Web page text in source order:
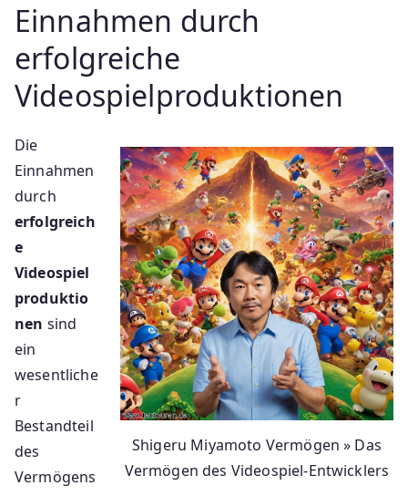
Einnahmen durch
erfolgreiche
Videospielproduktionen
Shigeru Miyamoto Vermögen » Das
Vermögen des Videospiel-Entwicklers
Die
Einnahmen
durch
erfolgreich
e
Videospiel
produktio
nen sind
ein
wesentliche
r
Bestandteil
des
Vermögens